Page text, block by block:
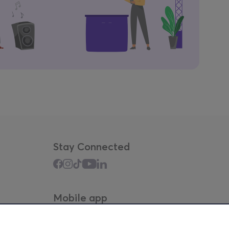
Stay Connected
Mobile app